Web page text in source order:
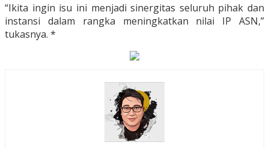
“Ikita ingin isu ini menjadi sinergitas seluruh pihak dan
instansi dalam rangka meningkatkan nilai IP ASN,”
tukasnya. *